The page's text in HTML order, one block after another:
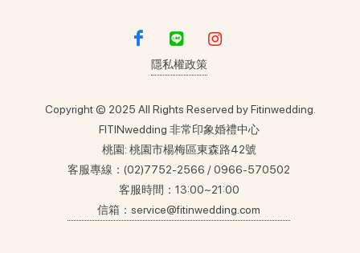
隱私權政策
Copyright © 2025 All Rights Reserved by Fitinwedding.
FITINwedding 非常印象婚禮中心
桃園: 桃園市楊梅區東森路42號
客服專線：(02)7752-2566 / 0966-570502
客服時間：13:00~21:00
信箱： service@fitinwedding.com